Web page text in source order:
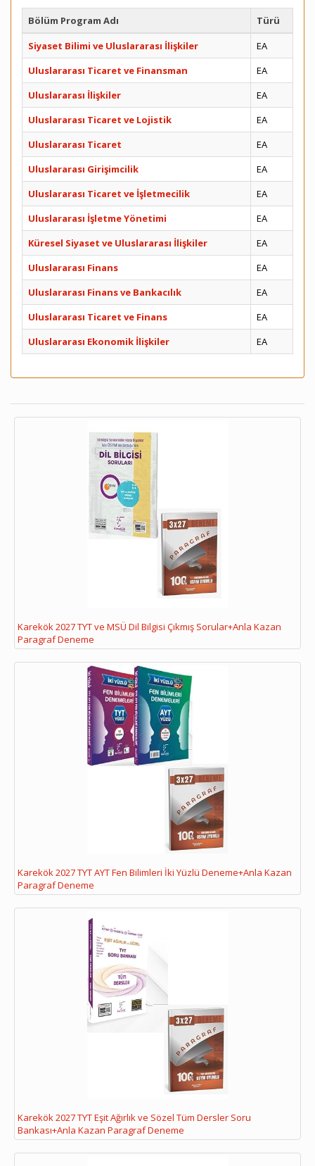
Bölüm Program Adı
Türü
Siyaset Bilimi ve Uluslararası İlişkiler
EA
Uluslararası Ticaret ve Finansman
EA
Uluslararası İlişkiler
EA
Uluslararası Ticaret ve Lojistik
EA
Uluslararası Ticaret
EA
Uluslararası Girişimcilik
EA
Uluslararası Ticaret ve İşletmecilik
EA
Uluslararası İşletme Yönetimi
EA
Küresel Siyaset ve Uluslararası İlişkiler
EA
Uluslararası Finans
EA
Uluslararası Finans ve Bankacılık
EA
Uluslararası Ticaret ve Finans
EA
Uluslararası Ekonomik İlişkiler
EA
Karekök 2027 TYT ve MSÜ Dil Bilgisi Çıkmış Sorular+Anla Kazan
Paragraf Deneme
Karekök 2027 TYT AYT Fen Bilimleri İki Yüzlü Deneme+Anla Kazan
Paragraf Deneme
Karekök 2027 TYT Eşit Ağırlık ve Sözel Tüm Dersler Soru
Bankası+Anla Kazan Paragraf Deneme